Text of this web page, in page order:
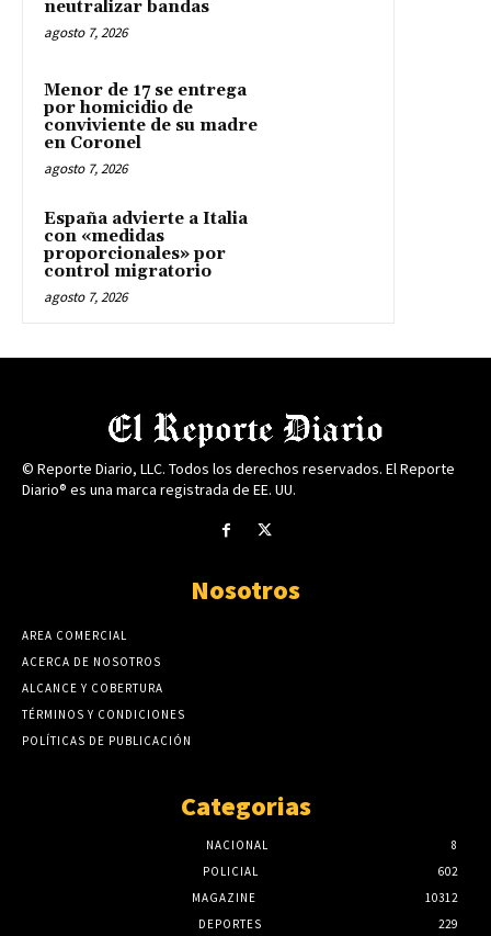
neutralizar bandas
agosto 7, 2026
Menor de 17 se entrega
por homicidio de
conviviente de su madre
en Coronel
agosto 7, 2026
España advierte a Italia
con «medidas
proporcionales» por
control migratorio
agosto 7, 2026
© Reporte Diario, LLC. Todos los derechos reservados. El Reporte
Diario® es una marca registrada de EE. UU.
Nosotros
AREA COMERCIAL
ACERCA DE NOSOTROS
ALCANCE Y COBERTURA
TÉRMINOS Y CONDICIONES
POLÍTICAS DE PUBLICACIÓN
Categorias
NACIONAL
8
POLICIAL
602
MAGAZINE
10312
DEPORTES
229